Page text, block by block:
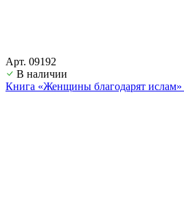
Арт. 09192
В наличии
Книга «Женщины благодарят ислам»